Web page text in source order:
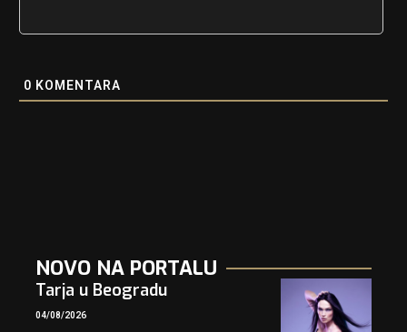
0 KOMENTARA
NOVO NA PORTALU
Tarja u Beogradu
04/08/2026